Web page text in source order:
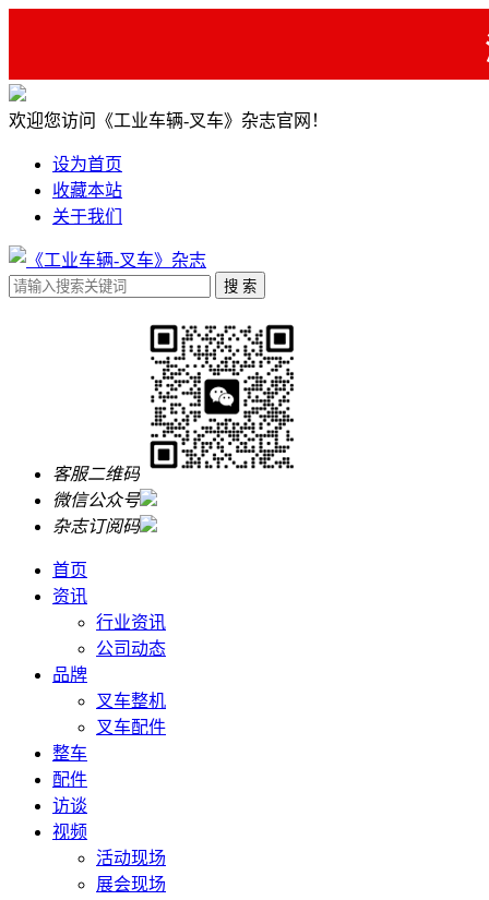
欢迎您访问《工业车辆-叉车》杂志官网！
设为首页
收藏本站
关于我们
客服二维码
微信公众号
杂志订阅码
首页
资讯
行业资讯
公司动态
品牌
叉车整机
叉车配件
整车
配件
访谈
视频
活动现场
展会现场